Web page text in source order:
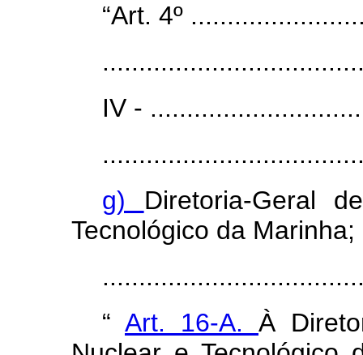
“Art. 4º
IV -
g) Diretoria-Geral
Tecnológico da Marinha;
“ Art. 16-A. À